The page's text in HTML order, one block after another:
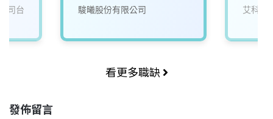
司台 駿曦股份有限公司 艾科維
看更多職缺
發佈留言